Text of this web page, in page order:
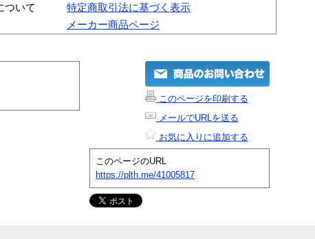
ついて
特定商取引法に基づく表示
メーカー商品ページ
このページを印刷する
メールでURLを送る
お気に入りに追加する
このページのURL
https://plth.me/41005817